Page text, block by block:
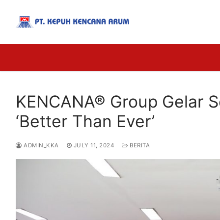
KENCANA® Group Gelar
‘Better Than Ever’
ADMIN_KKA JULY 11, 2024 BERITA